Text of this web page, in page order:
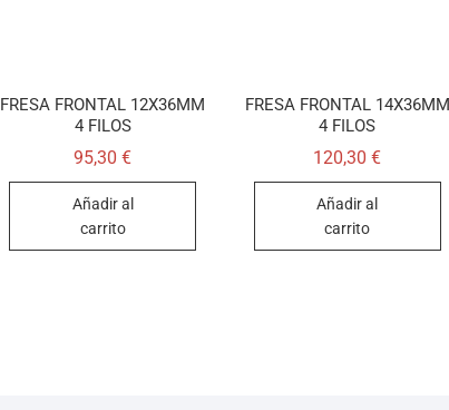
FRESA FRONTAL 12X36MM
4 FILOS
95,30€
Añadir al
carrito
FRESA FRONTAL 14X36MM
4 FILOS
120,30€
Añadir al
carrito